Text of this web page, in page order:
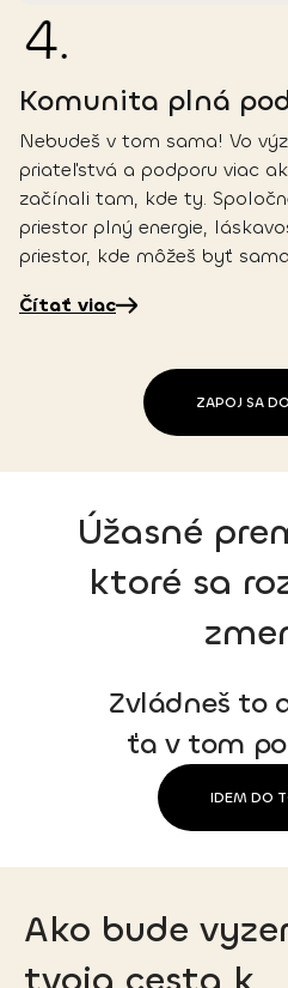
4.
Komunita plná
Nebudeš v tom sama! Vo
priateľstvá a podporu viac
začínali tam, kde ty.
priestor plný energie,
priestor, kde môžeš byť
Čítať viac
ZAPOJ SA
Úžasné
ktoré sa
Zvládneš to
ťa v tom
IDEM DO
Ako bude